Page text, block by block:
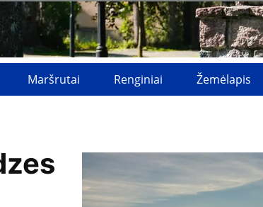
Maršrutai Renginiai Žemėlapis